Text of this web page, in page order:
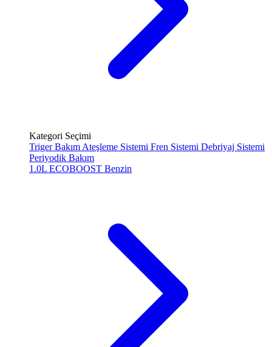
Kategori Seçimi
Triger Bakım Ateşleme Sistemi Fren Sistemi Debriyaj Sistemi
Periyodik Bakım
1.0L ECOBOOST Benzin